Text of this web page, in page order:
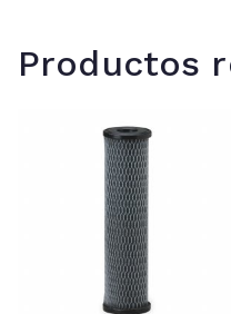
Productos